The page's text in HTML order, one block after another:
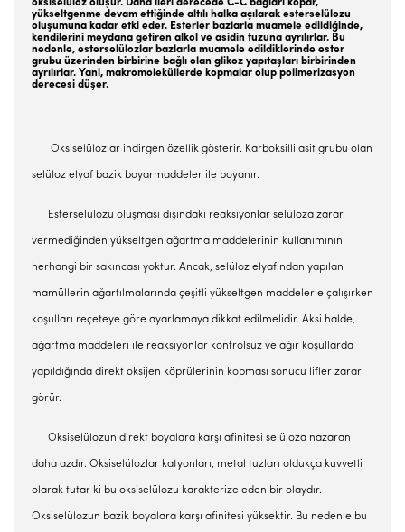
oksiselüloz oluşur. Daha ileri derecede C-C bağları kopar,
yükseltgenme devam ettiğinde altılı halka açılarak esterselülozu
oluşumuna kadar etki eder. Esterler bazlarla muamele edildiğinde,
kendilerini meydana getiren alkol ve asidin tuzuna ayrılırlar. Bu
nedenle, esterselülozlar bazlarla muamele edildiklerinde ester
grubu üzerinden birbirine bağlı olan glikoz yapıtaşları birbirinden
ayrılırlar. Yani, makromoleküllerde kopmalar olup polimerizasyon
derecesi düşer.
Oksiselülozlar indirgen özellik gösterir. Karboksilli asit grubu olan
selüloz elyaf bazik boyarmaddeler ile boyanır.
Esterselülozu oluşması dışındaki reaksiyonlar selüloza zarar
vermediğinden yükseltgen ağartma maddelerinin kullanımının
herhangi bir sakıncası yoktur. Ancak, selüloz elyafından yapılan
mamüllerin ağartılmalarında çeşitli yükseltgen maddelerle çalışırken
koşulları reçeteye göre ayarlamaya dikkat edilmelidir. Aksi halde,
ağartma maddeleri ile reaksiyonlar kontrolsüz ve ağır koşullarda
yapıldığında direkt oksijen köprülerinin kopması sonucu lifler zarar
görür.
Oksiselülozun direkt boyalara karşı afinitesi selüloza nazaran
daha azdır. Oksiselülozlar katyonları, metal tuzları oldukça kuvvetli
olarak tutar ki bu oksiselülozu karakterize eden bir olaydır.
Oksiselülozun bazik boyalara karşı afinitesi yüksektir. Bu nedenle bu